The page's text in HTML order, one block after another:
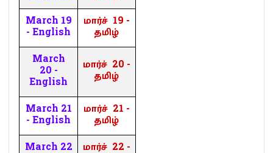
March 19
- English
மார்ச் 19 -
தமிழ்
March
20 -
English
மார்ச் 20 -
தமிழ்
March 21
- English
மார்ச் 21 -
தமிழ்
March 22
மார்ச் 22 -